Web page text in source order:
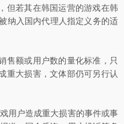
但若其在韩国运营的游戏在韩
纳入国内代理人指定义务的适
售额或用户数的量化标准，只
重大损害，文体部仍可另行认
用户造成重大损害的事件或事